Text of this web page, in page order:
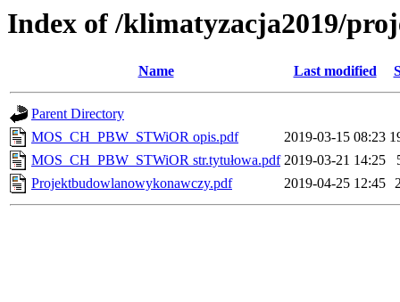
Index of /klimatyzacja2019/
Name Last modified
Parent Directory
MOS_CH_PBW_STWiOR opis.pdf
2019-03-15 08:23
MOS_CH_PBW_STWiOR str.tytułowa.pdf 2019-03-21 14:25
Projektbudowlanowykonawczy.pdf
2019-04-25 12:45